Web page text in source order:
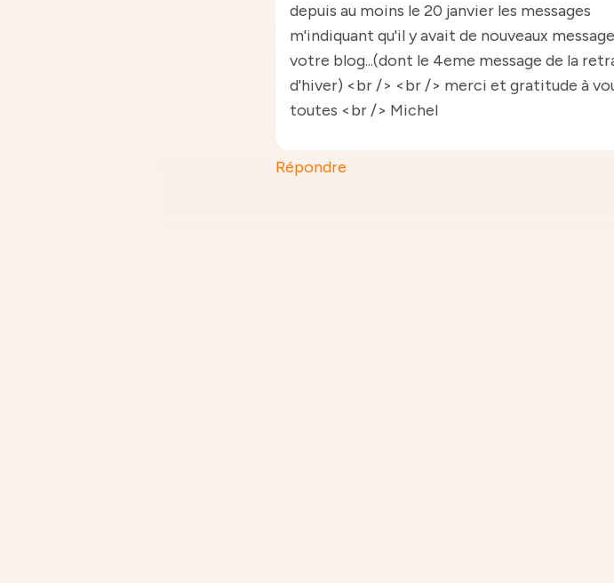
depuis au moins le 20 janvier les messages
m'indiquant qu'il y avait de nouveaux
votre blog...(dont le 4eme message de la
d'hiver) <br /> <br /> merci et gratitude à
toutes <br /> Michel
Répondre